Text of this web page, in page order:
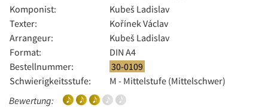
Komponist:
Kubeš Ladislav
Texter:
Kořínek Václav
Arrangeur:
Kubeš Ladislav
Format:
DIN A4
Bestellnummer:
30-0109
Schwierigkeitsstufe:
M - Mittelstufe (Mittelschwer)
Bewertung: